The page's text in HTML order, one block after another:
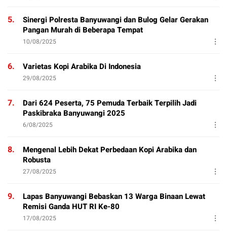
5.
Sinergi Polresta Banyuwangi dan Bulog Gelar Gerakan
Pangan Murah di Beberapa Tempat
10/08/2025
6. Varietas Kopi Arabika Di Indonesia
29/08/2025
7.
Dari 624 Peserta, 75 Pemuda Terbaik Terpilih Jadi
Paskibraka Banyuwangi 2025
6/08/2025
8.
Mengenal Lebih Dekat Perbedaan Kopi Arabika dan
Robusta
27/08/2025
9.
Lapas Banyuwangi Bebaskan 13 Warga Binaan Lewat
Remisi Ganda HUT RI Ke-80
17/08/2025